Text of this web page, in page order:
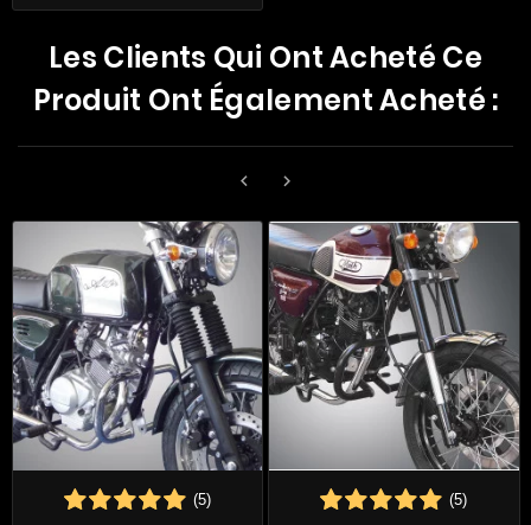
Les Clients Qui Ont Acheté Ce
Produit Ont Également Acheté :
 
(5) (5)